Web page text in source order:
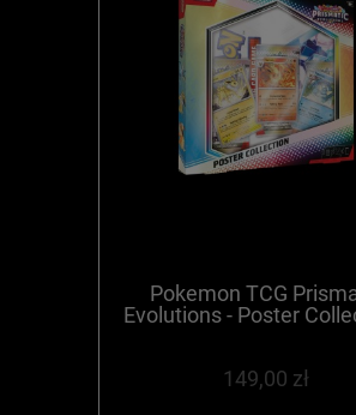
Pokemon TCG
Evolutions - Poster
149,00 zł